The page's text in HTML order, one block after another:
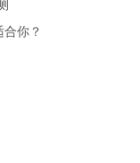
合你？